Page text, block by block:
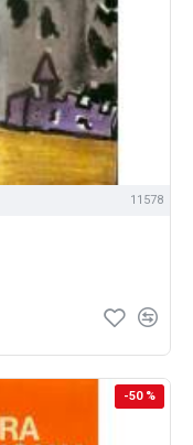
11578
-50 %